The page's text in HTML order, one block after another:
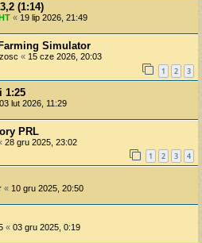
(1:14)
« 19 lip 2026, 21:49
Simulator
« 15 cze 2026, 20:03
1 2 3
1:25
03 lut 2026, 11:29
PRL
28 gru 2025, 23:02
1 2 3 4
« 10 gru 2025, 20:50
« 03 gru 2025, 0:19